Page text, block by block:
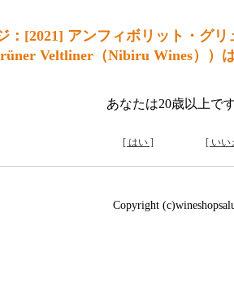
：[2021] アンフィボリット・グリ
Veltliner（Nibiru Wines））
あなたは20歳以上で
[ はい ] [ いい
Copyright